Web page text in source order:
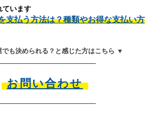
ています
支払う方法は？種類やお得な支払い方
も決められる？と感じた方はこちら ▼
お問い合わせ